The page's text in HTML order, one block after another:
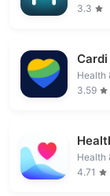
3.3
Health
3.59
Health
4.71